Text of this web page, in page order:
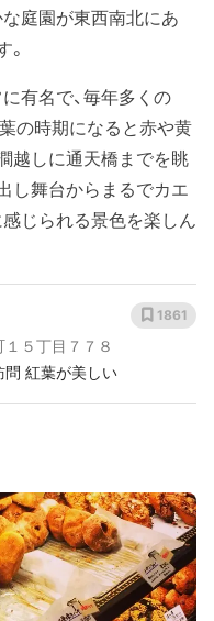
庭園が東西南北にあ
有名で、毎年多くの
の時期になると赤や黄
越しに通天橋までを眺
し舞台からまるでカエ
じられる景色を楽しん
５丁目７７８
問 紅葉が美しい
1861